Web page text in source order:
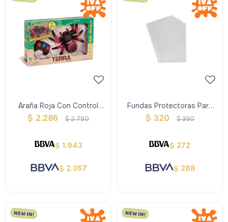
Araña Roja Con Control
Remoto Terra
$ 2.286 $2.790
$ 1.943
$ 2.057
Fundas Protectoras Para
Cuaderno Inteligente A5
$ 320 $390
$ 272
$ 288